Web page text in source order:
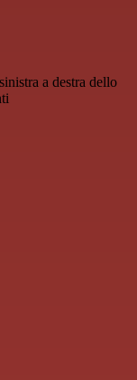
a destra dello